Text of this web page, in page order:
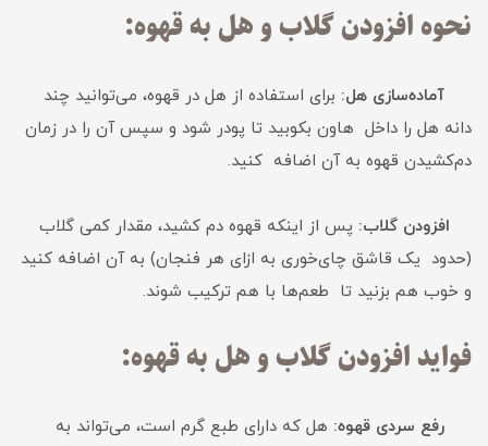
نحوه افزودن گلاب و هل به قهوه:
آماده‌سازی هل: برای استفاده از هل در قهوه، می‌توانید چند
دانه هل را داخل هاون بکوبید تا پودر شود و سپس آن را در زمان
دم‌کشیدن قهوه به آن اضافه کنید.
افزودن گلاب: پس از اینکه قهوه دم کشید، مقدار کمی گلاب
(حدود یک قاشق چای‌خوری به ازای هر فنجان) به آن اضافه کنید
و خوب هم بزنید تا طعم‌ها با هم ترکیب شوند.
فواید افزودن گلاب و هل به قهوه:
رفع سردی قهوه: هل که دارای طبع گرم است، می‌تواند به